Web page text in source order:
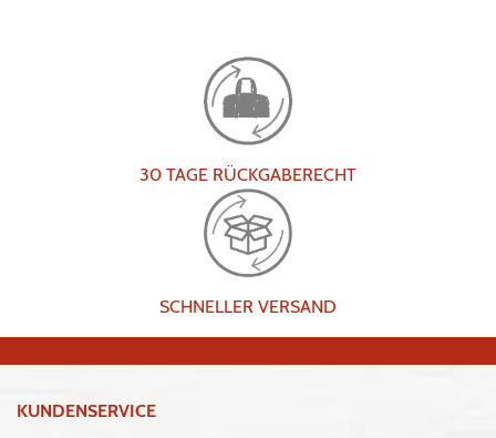
30 TAGE RÜCKGABERECHT
SCHNELLER VERSAND
KUNDENSERVICE